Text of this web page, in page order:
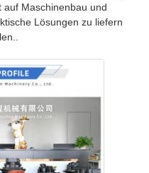
auf Maschinenbau und
Lösungen zu liefern